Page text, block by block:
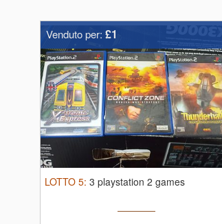
Venduto per: £1
LOTTO 5: 3 playstation 2 games